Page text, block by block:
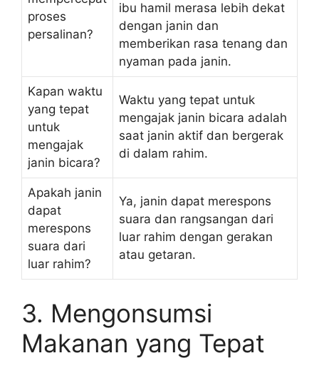
proses
persalinan?
ibu hamil merasa lebih dekat
dengan janin dan
memberikan rasa tenang dan
nyaman pada janin.
Kapan waktu
yang tepat
untuk
mengajak
janin bicara?
Waktu yang tepat untuk
mengajak janin bicara adalah
saat janin aktif dan bergerak
di dalam rahim.
Apakah janin
dapat
merespons
suara dari
luar rahim?
Ya, janin dapat merespons
suara dan rangsangan dari
luar rahim dengan gerakan
atau getaran.
3. Mengonsumsi
Makanan yang Tepat